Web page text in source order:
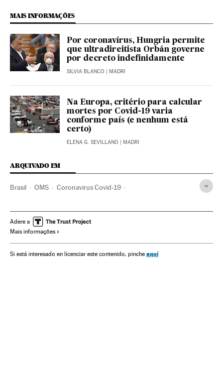
MAIS INFORMAÇÕES
Por coronavírus, Hungria permite
que ultradireitista Orbán governe
por decreto indefinidamente
SILVIA BLANCO | MADRI
Na Europa, critério para calcular
mortes por Covid-19 varia
conforme país (e nenhum está
certo)
ELENA G. SEVILLANO | MADRI
ARQUIVADO EM
Brasil OMS Coronavirus Covid-19
Doenças infecciosas Doenças respiratórias
Ministério Saúde
Jair Bolsonaro Luiz Henrique Mandetta
Adere a
Mais informações
Si está interesado en licenciar este contenido, pinche aquí